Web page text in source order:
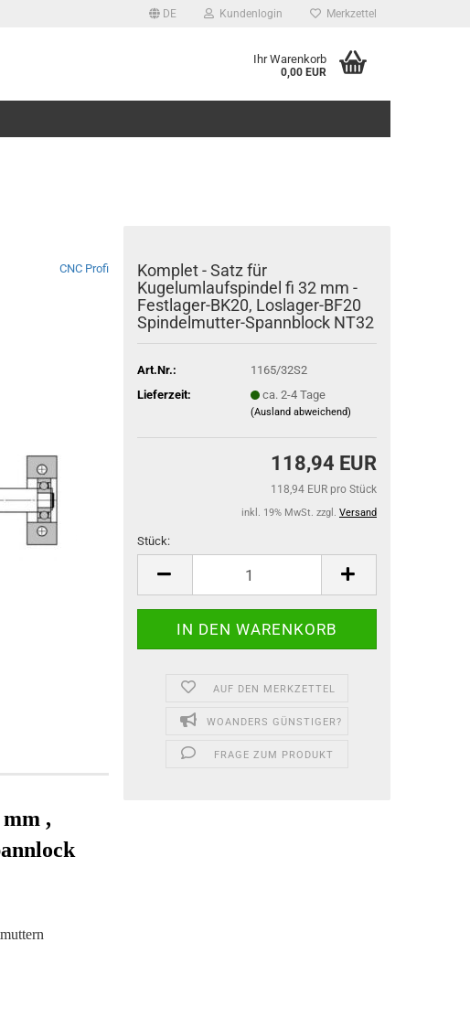
DE Kundenlogin Merkzettel
Ihr Warenkorb
0,00 EUR
CNC Profi
Komplet - Satz für
Kugelumlaufspindel fi 32 mm -
Festlager-BK20, Loslager-BF20
Spindelmutter-Spannblock NT32
Art.Nr.:
1165/32S2
Lieferzeit:
ca. 2-4 Tage
(Ausland abweichend)
118,94 EUR
118,94 EUR pro Stück
inkl. 19% MwSt. zzgl. Versand
Stück:
Stück
AUF DEN MERKZETTEL
WOANDERS GÜNSTIGER?
FRAGE ZUM PRODUKT
mm ,